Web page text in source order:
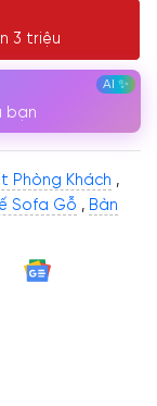
3 triệu
bạn
Phòng Khách ,
Sofa Gỗ , Bàn